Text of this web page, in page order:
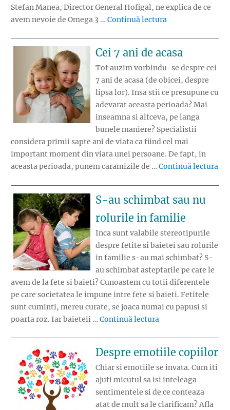
Stefan Manea, Director General Hofigal, ne explica de ce
avem nevoie de Omega 3 … Continuă lectura
Cei 7 ani de acasa
Tot auzim vorbindu-se despre cei
7 ani de acasa (de obicei, despre
lipsa lor). Insa stii ce presupune cu
adevarat aceasta perioada? Mai
inseamna si altceva, pe langa
bunele maniere? Specialistii
considera primii sapte ani de viata ca fiind cel mai
important moment din viata unei persoane. De fapt, in
aceasta perioada, punem caramizile de … Continuă lectura
S-au schimbat sau nu
rolurile in familie
Inca sunt valabile stereotipurile
despre fetite si baietei sau rolurile
in familie s-au mai schimbat? S-
au schimbat asteptarile pe care le
avem de la fete si baieti? Cunoastem cu totii diferentele
pe care societatea le impune intre fete si baieti. Fetitele
sunt cuminti, mereu curate, se joaca numai cu papusi si
poarta roz. Iar baieteii … Continuă lectura
Despre emotiile copiilor
Chiar si emotiile se invata. Cum iti
ajuti micutul sa isi inteleaga
sentimentele si de ce conteaza
atat de mult sa le clarificam? Afla